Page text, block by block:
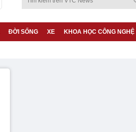
ĐỜI SỐNG XE KHOA HỌC CÔNG NGHỆ